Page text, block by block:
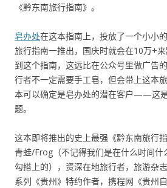
《黔东南旅行指南》。
皂办处在这本指南上，投放了一个小小
旅行指南一推出，国庆时就会在10万+
到这个指南，这远比在公众号里做广
行者不一定需要手工皂，但会带上这本
本可以确定是皂办处的潜在客户——这
题。
这本即将推出的史上最强《黔东南旅行
青蛙/Frog（不记得我们是在什么时间什
勾搭上的），资深在地旅行者，旅游杂
系列《贵州》特约作者，携程网《贵州